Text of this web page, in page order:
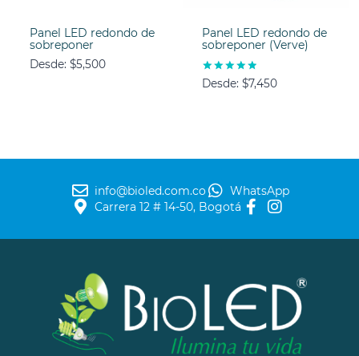
Panel LED redondo de
sobreponer
Desde: $5,500
Panel LED redondo de
sobreponer (Verve)
Valorado
Desde: $7,450
info@bioled.com.co
WhatsApp
Carrera 12 # 14-50, Bogotá